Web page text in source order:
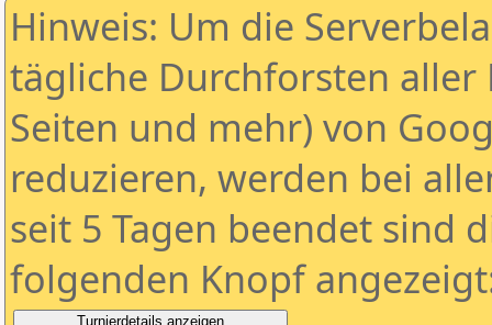
Hinweis: Um die
tägliche Durchforsten aller
Seiten und mehr) von
reduzieren, werden bei
seit 5 Tagen beendet sind
folgenden Knopf